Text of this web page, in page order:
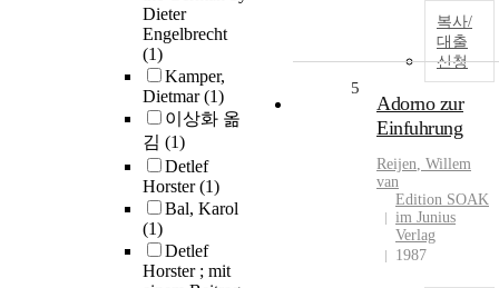
Dieter
Engelbrecht
(1)
Kamper,
Dietmar(1)
이상화 옮
김 (1)
Detlef
Horster(1)
Bal, Karol
(1)
Detlef
Horster ; mit
복사/
대출
신청
5
Adorno zur
Einfuhrung
Reijen, Willem
van
Edition SOAK
im Junius
Verlag
1987